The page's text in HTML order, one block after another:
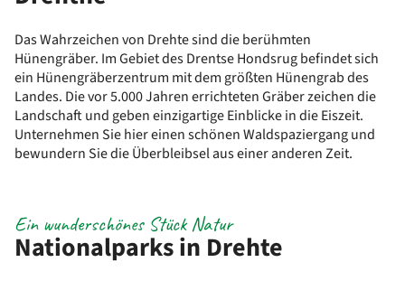
Das Wahrzeichen von Drehte sind die berühmten
Hünengräber. Im Gebiet des Drentse Hondsrug befindet sich
ein Hünengräberzentrum mit dem größten Hünengrab des
Landes. Die vor 5.000 Jahren errichteten Gräber zeichen die
Landschaft und geben einzigartige Einblicke in die Eiszeit.
Unternehmen Sie hier einen schönen Waldspaziergang und
bewundern Sie die Überbleibsel aus einer anderen Zeit.
Nationalparks in Drehte
Ein wunderschönes Stück Natur